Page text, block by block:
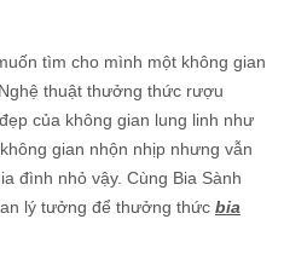
tìm cho mình một không gian
thuật thưởng thức rượu
của không gian lung linh như
gian nhộn nhịp nhưng vẫn
đình nhỏ vậy. Cùng Bia Sành
lý tưởng để thưởng thức bia